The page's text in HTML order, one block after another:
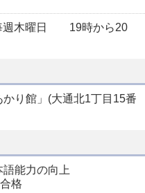
週木曜日 19時から20
り館」(大通北1丁目15番
語能力の向上
格